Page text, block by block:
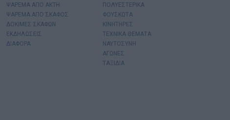
ΨΑΡΕΜΑ ΑΠΟ ΑΚΤΗ
ΨΑΡΕΜΑ ΑΠΟ ΣΚΑΦΟΣ
ΔΟΚΙΜΕΣ ΣΚΑΦΩΝ
ΕΚΔΗΛΩΣΕΙΣ
ΔΙΑΦΟΡΑ
ΠΟΛΥΕΣΤΕΡΙΚΑ
ΦΟΥΣΚΩΤΑ
ΚΙΝΗΤΗΡΕΣ
ΤΕΧΝΙΚΑ ΘΕΜΑΤΑ
ΝΑΥΤΟΣΥΝΗ
ΑΓΩΝΕΣ
ΤΑΞΙΔΙΑ